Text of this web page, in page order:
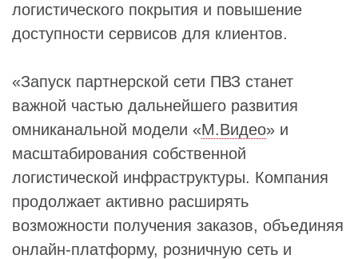
логистического покрытия и повышение
доступности сервисов для клиентов.
«Запуск партнерской сети ПВЗ станет
важной частью дальнейшего развития
омниканальной модели «М.Видео» и
масштабирования собственной
логистической инфраструктуры. Компания
продолжает активно расширять
возможности получения заказов, объединяя
онлайн-платформу, розничную сеть и